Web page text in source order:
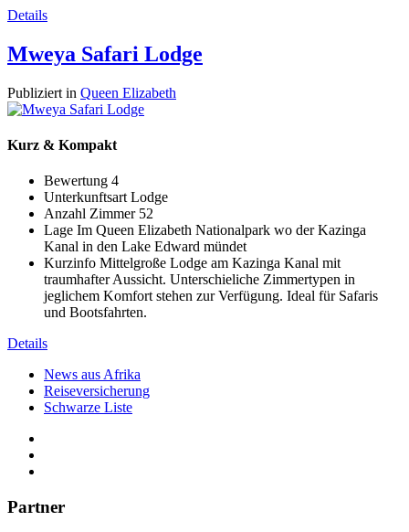
Details
Mweya Safari Lodge
Publiziert in Queen Elizabeth
Kurz & Kompakt
Bewertung 4
Unterkunftsart Lodge
Anzahl Zimmer 52
Lage Im Queen Elizabeth Nationalpark wo der Kazinga
Kanal in den Lake Edward mündet
Kurzinfo Mittelgroße Lodge am Kazinga Kanal mit
traumhafter Aussicht. Unterschieliche Zimmertypen in
jeglichem Komfort stehen zur Verfügung. Ideal für Safaris
und Bootsfahrten.
Details
News aus Afrika
Reiseversicherung
Schwarze Liste
Partner